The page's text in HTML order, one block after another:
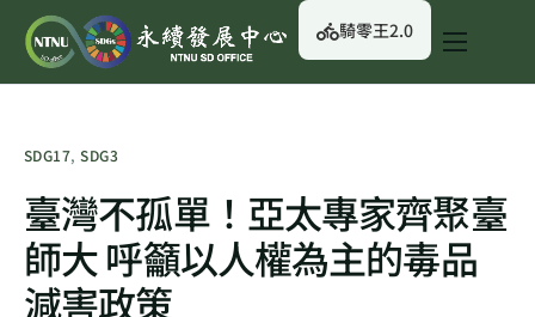
關於我們
永續資訊
校園綠生活
騎零王2.0
SDG17,SDG3
臺灣不孤單！亞太專家齊聚臺
師大 呼籲以人權為主的毒品
減害政策